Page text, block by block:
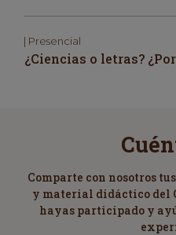
| Presencial
¿Ciencias o letras?
Comparte con nosotros
y material didáctico del
hayas participado y